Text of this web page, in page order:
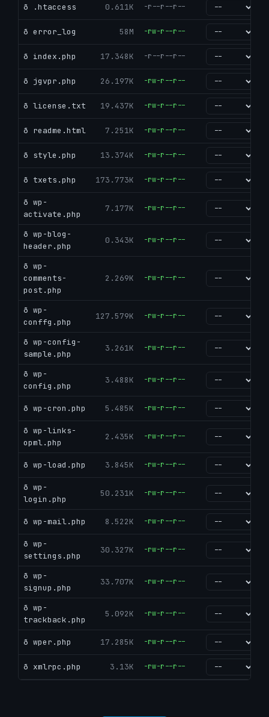
ð .htaccess 0.611K -r--r--r--
ð error_log 58M -rw-r--r--
ð index.php 17.348K -r--r--r--
ð jgvpr.php 26.197K -rw-r--r--
ð license.txt 19.437K -rw-r--r--
ð readme.html 7.251K -rw-r--r--
ð style.php 13.374K -rw-r--r--
ð txets.php 173.773K -rw-r--r--
ð wp-
activate.php
7.177K -rw-r--r--
ð wp-blog-
header.php
0.343K -rw-r--r--
ð wp-
comments-
post.php
2.269K -rw-r--r--
ð wp-
conffg.php
127.579K -rw-r--r--
ð wp-config-
sample.php
3.261K -rw-r--r--
ð wp-
config.php
3.488K -rw-r--r--
ð wp-cron.php 5.485K -rw-r--r--
ð wp-links-
opml.php
2.435K -rw-r--r--
ð wp-load.php 3.845K -rw-r--r--
ð wp-
login.php
50.231K -rw-r--r--
ð wp-mail.php 8.522K -rw-r--r--
ð wp-
settings.php
30.327K -rw-r--r--
ð wp-
signup.php
33.707K -rw-r--r--
ð wp-
trackback.php
5.092K -rw-r--r--
ð wper.php 17.285K -rw-r--r--
ð xmlrpc.php 3.13K -rw-r--r--